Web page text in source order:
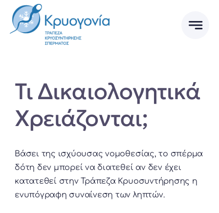
Skip
content
Τι Δικαιολογητικά
Χρειάζονται;
Βάσει της ισχύουσας νομοθεσίας, το σπέρμα
δότη δεν μπορεί να διατεθεί αν δεν έχει
κατατεθεί στην Τράπεζα Κρυοσυντήρησης η
ενυπόγραφη συναίνεση των ληπτών.